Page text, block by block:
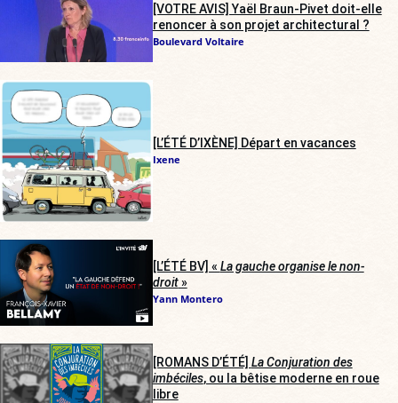
[VOTRE AVIS] Yaël Braun-Pivet doit-elle
renoncer à son projet architectural ?
Boulevard Voltaire
[L’ÉTÉ D’IXÈNE] Départ en vacances
Ixene
[L’ÉTÉ BV] « La gauche organise le non-
droit»
Yann Montero
[ROMANS D’ÉTÉ] La Conjuration des
imbéciles, ou la bêtise moderne en roue
libre